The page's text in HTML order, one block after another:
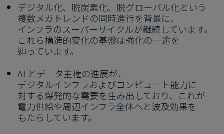
デジタル化、​脱炭素化、​脱グローバル化と​いう​
複数メガトレンドの​同時進行を​背景に、​
インフラの​スーパーサイクルが​継続しています。​
これら​構造的変化の​基盤は​強化の​一途を​
辿っています。
AI と​データ主権の​進展が、​
デジタルインフラおよび​コンピュート能力に​
対する​爆発的な​需要を​生み出しており、​これが​
電力供給や​周辺インフラ全体​へと​波及効果を​
もたらしています。